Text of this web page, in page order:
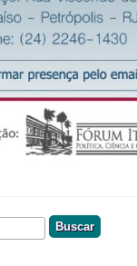
De Busca